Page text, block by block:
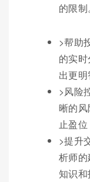
的限制。
>帮助
的实
出更明
>风险
晰的
止盈位
>提升
析师
知识和